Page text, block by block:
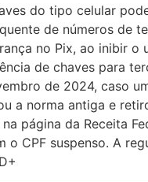
do tipo celular
de números de
no Pix, ao inibir o
de chaves para
de 2024, caso
a norma antiga e
página da Receita
o CPF suspenso. A